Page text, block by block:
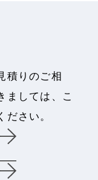
積りのご相
ましては、
こ
さい。